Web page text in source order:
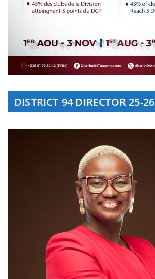
DISTRICT 94 DIRECTOR 25-26